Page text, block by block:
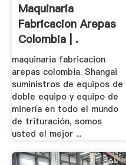
Maquinaria
Fabricacion Arepas
Colombia | .
maquinaria fabricacion
arepas colombia. Shangai
suministros de equipos de
doble equipo y equipo de
minería en todo el mundo
de trituración, somos
usted el mejor ...